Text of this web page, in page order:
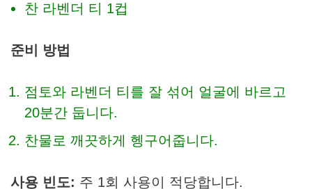
찬 라벤더 티 1컵
준비 방법
점토와 라벤더 티를 잘 섞어 얼굴에 바르고
20분간 둡니다.
찬물로 깨끗하게 헹구어줍니다.
사용 빈도: 주 1회 사용이 적당합니다.